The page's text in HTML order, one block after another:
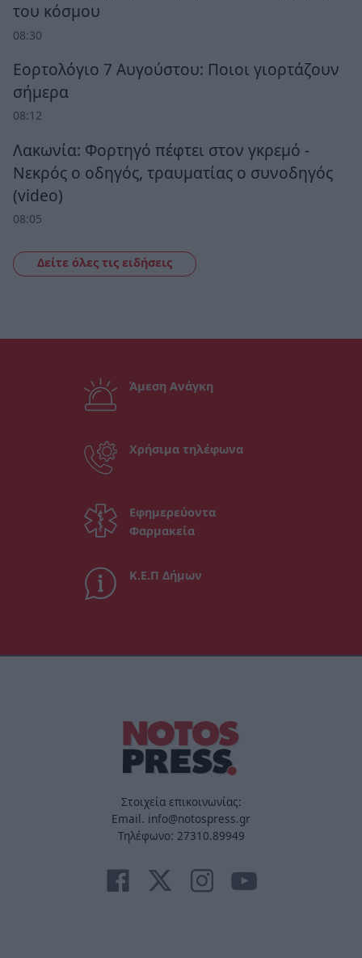
του κόσμου
08:30
Εορτολόγιο 7 Αυγούστου: Ποιοι γιορτάζουν
σήμερα
08:12
Λακωνία: Φορτηγό πέφτει στον γκρεμό -
Νεκρός ο οδηγός, τραυματίας ο συνοδηγός
(video)
08:05
Δείτε όλες τις ειδήσεις
Άμεση Ανάγκη
Χρήσιμα τηλέφωνα
Εφημερεύοντα
Φαρμακεία
Κ.Ε.Π Δήμων
Στοιχεία επικοινωνίας:
Email. info@notospress.gr
Τηλέφωνο: 27310.89949